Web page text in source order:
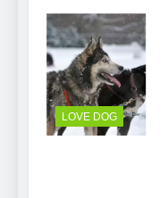
LOVE DOG